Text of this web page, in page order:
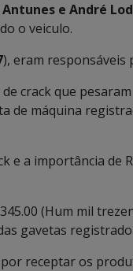
e André
o veiculo.
), eram responsáveis
crack que
de máquina
e a importância de
(Hum mil
gavetas
receptar os